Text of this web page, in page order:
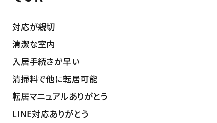
対応が親切
清潔な室内
入居手続きが早い
清掃料で他に転居可能
転居マニュアルありがとう
LINE対応ありがとう